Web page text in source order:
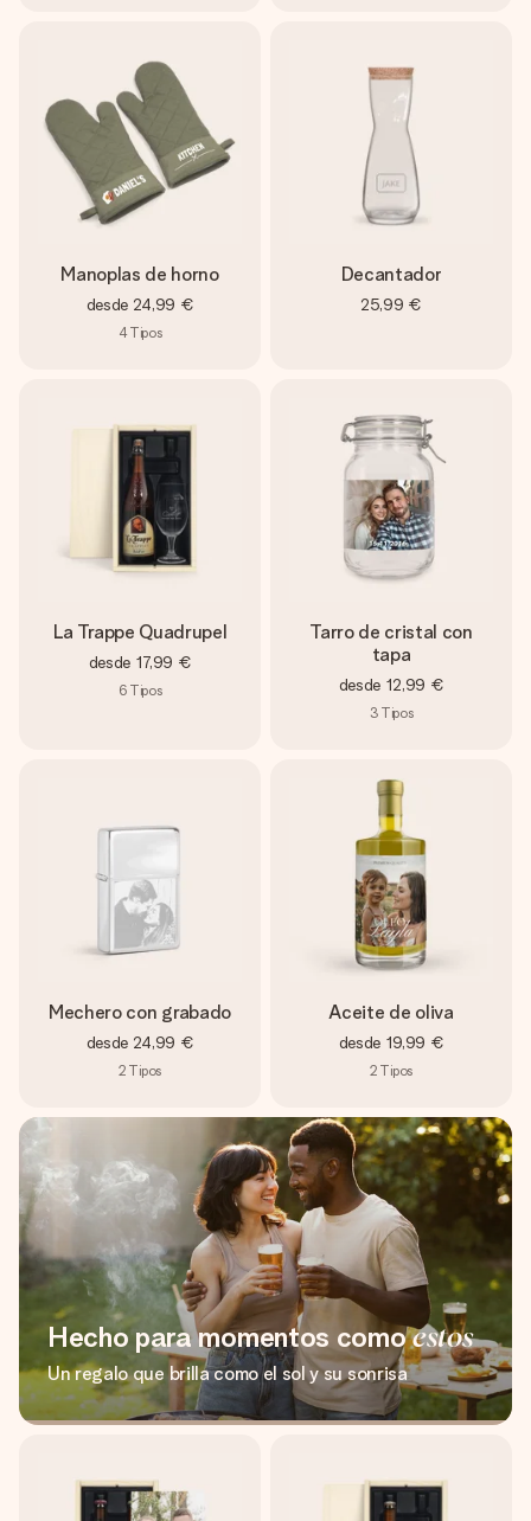
Manoplas de horno
desde 24,99 €
4Tipos
Decantador
25,99 €
La Trappe Quadrupel
desde 17,99 €
6 Tipos
Tarro de cristal con
tapa
desde 12,99 €
3 Tipos
Mechero con grabado
desde 24,99 €
2 Tipos
Aceite de oliva
desde 19,99 €
2 Tipos
Hecho para momentos comoestos
Un regalo que brilla como el sol y su sonrisa